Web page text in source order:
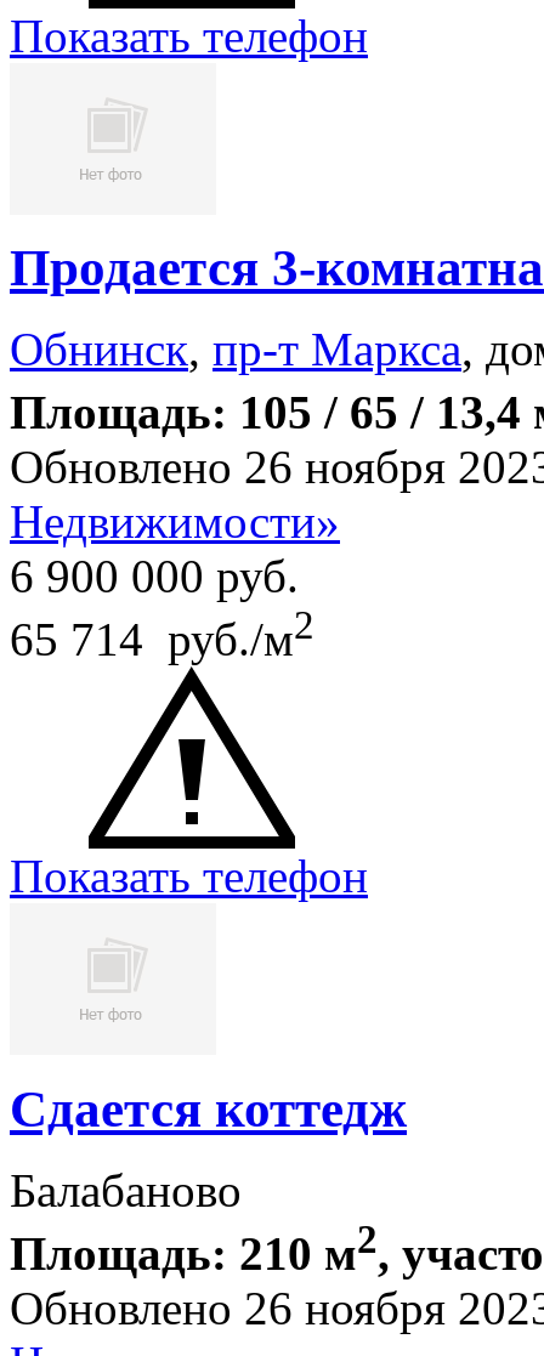
Показать телефон
Продается 3-
Обнинск, пр-т Маркса,
Площадь: 105 / 65 / 13,4
Обновлено 26 ноября
Недвижимости»
6 900 000 руб.
65 714 руб./м2
Показать телефон
Сдается коттедж
Балабаново
Площадь: 210 м2,
Обновлено 26 ноября